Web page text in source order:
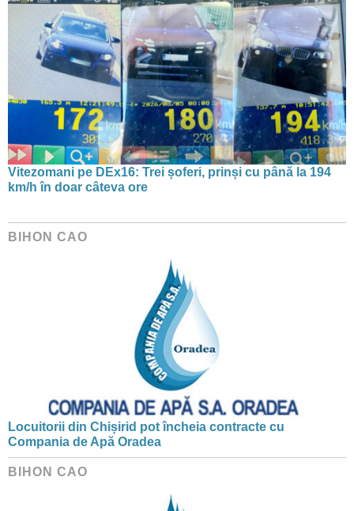
Vitezomani pe DEx16: Trei șoferi, prinși cu până la 194
km/h în doar câteva ore
BIHON CAO
Locuitorii din Chișirid pot încheia contracte cu
Compania de Apă Oradea
BIHON CAO